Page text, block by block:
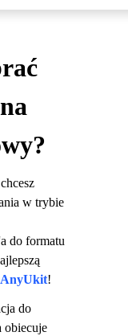
w trybie
do formatu
!
do
obiecuje